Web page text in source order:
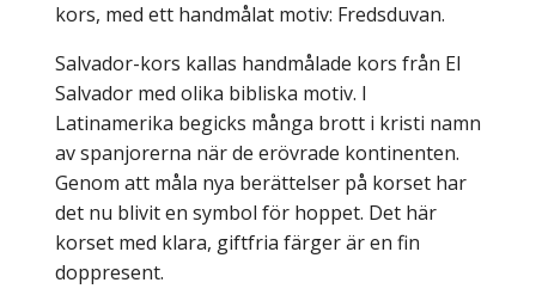
kors, med ett handmålat motiv: Fredsduvan.
Salvador-kors kallas handmålade kors från El
Salvador med olika bibliska motiv. I
Latinamerika begicks många brott i kristi namn
av spanjorerna när de erövrade kontinenten.
Genom att måla nya berättelser på korset har
det nu blivit en symbol för hoppet. Det här
korset med klara, giftfria färger är en fin
doppresent.